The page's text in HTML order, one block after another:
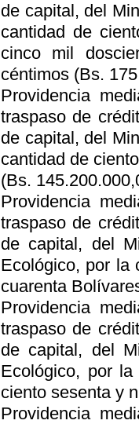
de capital, del
cantidad de
cinco mil
céntimos (Bs.
Providencia
traspaso de
de capital, del
cantidad de
(Bs.
Providencia
traspaso de
de capital, del
Ecológico, por la
cuarenta
Providencia
traspaso de
de capital, del
Ecológico, por
ciento sesenta y
Providencia